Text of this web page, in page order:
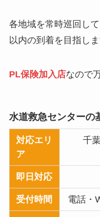
各地域を常時巡回し
以内の到着を目指しま
PL保険加入店なので
水道救急センターの
対応エリ
ア
千
即日対応
受付時間 電話・